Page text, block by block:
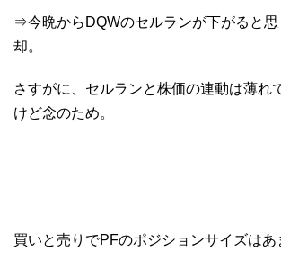
⇒今晩からDQWのセルランが下がると思
却。
さすがに、セルランと株価の連動は薄れ
けど念のため。
買いと売りでPFのポジションサイズはあ